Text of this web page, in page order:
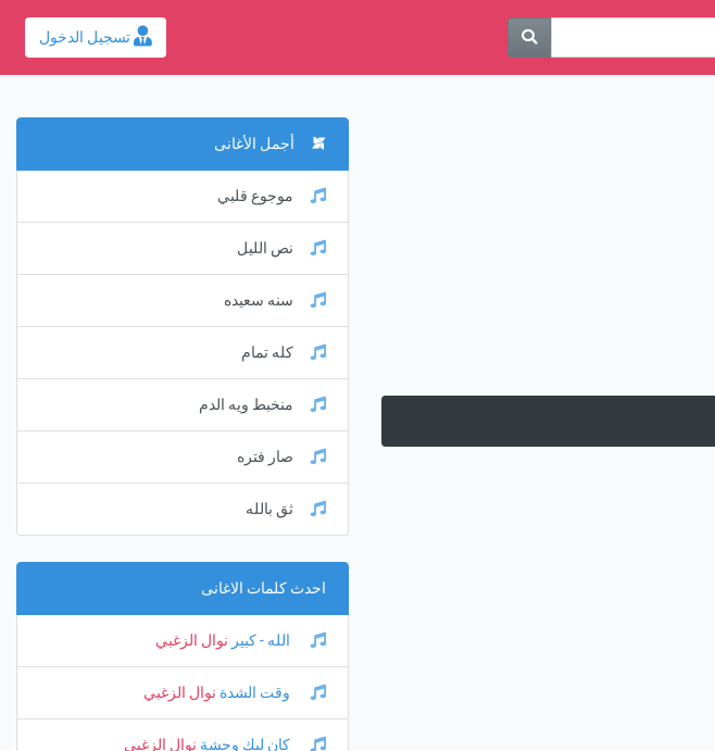
تسجيل الدخول
أجمل الأغانى
موجوع قلبي
نص الليل
سنه سعيده
كله تمام
منخبط ويه الدم
صار فتره
ثق بالله
احدث كلمات الاغانى
الله - كبير نوال الزغبي
وقت الشدة نوال الزغبي
كان ليك وحشة نوال الزغبي